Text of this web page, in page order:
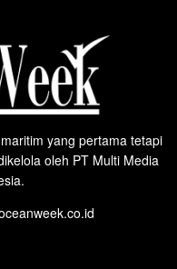
yang pertama tetapi
oleh PT Multi Media